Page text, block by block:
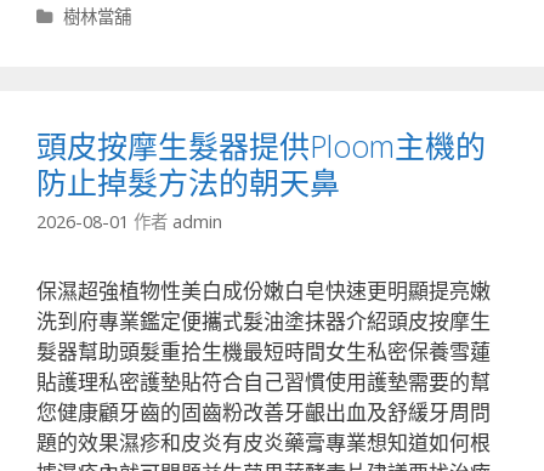
分
樹林當舖
頭皮按摩生髮器提供Ploom主機的
防止掉髮方法的朝天鼻
2026-08-01 作者 admin
保濕超強植物性美白成份嫩白皂快速更明顯提亮嫩
洗到府專業鑑定便攜式髮油塗抹器介紹頭皮按摩生
髮器幫助頭髮重拾生機最短時間女生私密保養雪蓮
貼護理私密護墊貼符合自己習慣使用護墊需要的幫
您健康顧牙齒的固齒粉改善牙齦出血及舒緩牙周問
題的效果濕疹和皮炎有皮炎藥膏專業想知道如何根